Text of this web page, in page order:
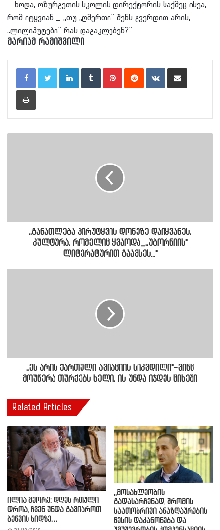
ხოდა, ოზურგეთის სკოლის დირექტორის საქმეც ისეა,
რომ იტყვიან _ ,,თუ ,,ღმერთი” შენს გვერდით არის,
,,ლილიპუტები” რას დაგაკლებენ?”
მარიამ რამიშვილი
LinkedInTumblr PinterestReddit VKontakteShare via Email
Print
,,განათლება პირუტყვის დონეზე დაიყვანეს,
კულტურა, რომელიც ყვაოდა_,,უბორნიის"
ლიტერატურით გაავსეს..."
,,ეს არის ქართული ავიაციის სიკვდილი"-ვინც
მოუწერა თურქებს ხელი, ის უნდა იჯდეს ციხეში
Related Articles
ილია მეორე: დღეს რთული
დროა, ჩვენ უნდა გავიაროთ
ბეწვის ხიდზე…
,,მოსახლეობის
გადასარჩენად, შრომის
საათობრივი ანაზღაურების
წესის დაკანონება და